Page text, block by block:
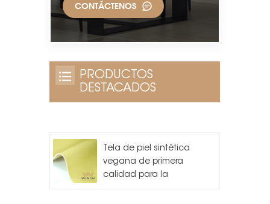
CONTÁCTENOS
PRODUCTOS
DESTACADOS
Tela de piel sintética
vegana de primera
calidad para la